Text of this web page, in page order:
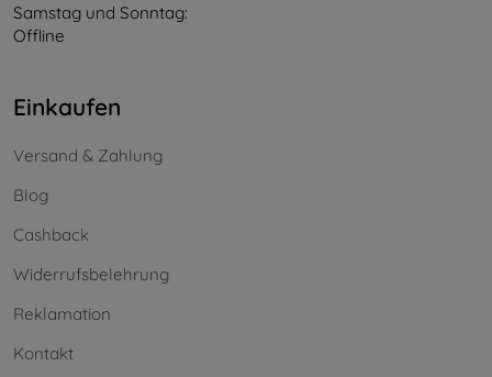
Samstag und Sonntag:
Offline
Einkaufen
Versand & Zahlung
Blog
Cashback
Widerrufsbelehrung
Reklamation
Kontakt